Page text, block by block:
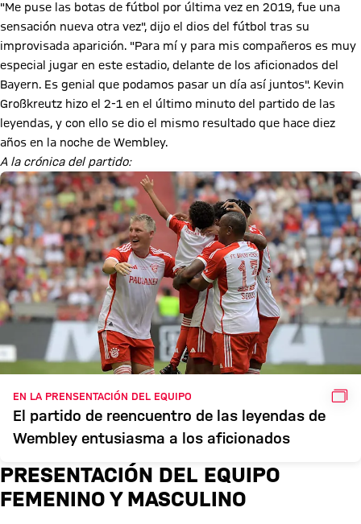
"Me puse las botas de fútbol por última vez en 2019, fue una
sensación nueva otra vez", dijo el dios del fútbol tras su
improvisada aparición. "Para mí y para mis compañeros es muy
especial jugar en este estadio, delante de los aficionados del
Bayern. Es genial que podamos pasar un día así juntos". Kevin
Großkreutz hizo el 2-1 en el último minuto del partido de las
leyendas, y con ello se dio el mismo resultado que hace diez
años en la noche de Wembley.
A la crónica del partido:
EN LA PRENSENTACIÓN DEL EQUIPO
El partido de reencuentro de las leyendas de
Wembley entusiasma a los aficionados
PRESENTACIÓN DEL EQUIPO
FEMENINO Y MASCULINO